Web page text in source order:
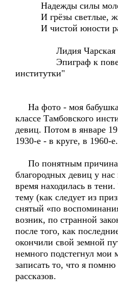
Надежды силы
И грёзы светлые,
И чистой юности
Лидия Чарская
Эпиграф к
институтки"
На фото - моя
классе Тамбовского
девиц. Потом в январе
1930-е - в круге, в 1960-е.
По понятным
благородных девиц у нас
время находилась в
тему (как следует из
снятый «по
возник, по странной
после того, как
окончили свой земной
немного подстегнул мои
записать то, что я
рассказов.